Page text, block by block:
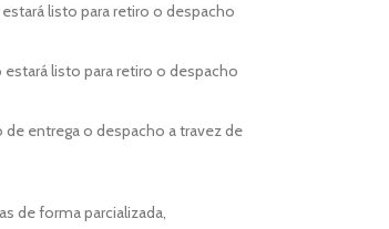
listo para retiro o despacho
estará listo para retiro o despacho
entrega o despacho a travez de
de forma parcializada,